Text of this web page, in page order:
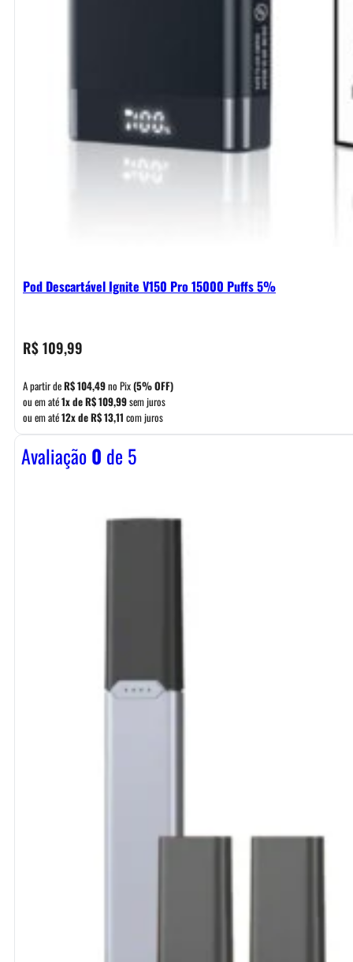
Pod Descartável Ignite V150 Pro 15000 Puffs 5%
R$109,99
A partir deR$104,49no Pix(5% OFF)
ou em até1x deR$109,99sem juros
ou em até12x deR$13,11 com juros
Avaliação0 de 5